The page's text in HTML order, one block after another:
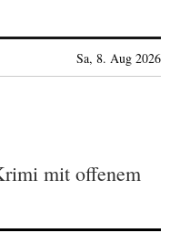
Sa, 8. Aug 2026
mit offenem